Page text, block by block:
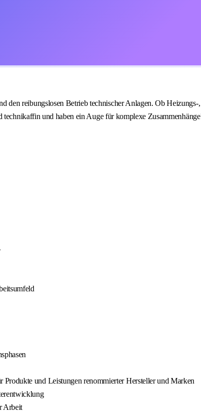
den reibungslosen Betrieb technischer Anlagen. Ob
technikaffin und haben ein Auge für komplexe
und Leistungen renommierter Hersteller und Marken
Arbeit